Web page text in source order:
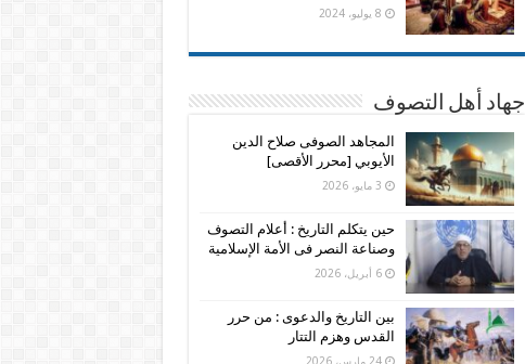
8 يوليو، 2024
جهاد أهل التصوف
المجاهد الصوفى صلاح الدين
الأيوبي [محرر الأقصى]
3 مايو، 2026
حين يتكلم التاريخ : أعلام التصوف
وصناعة النصر فى الأمة الإسلامية
6 أبريل، 2026
بين التاريخ والدعوى : من حرر
القدس وهزم التتار
24 مارس، 2026